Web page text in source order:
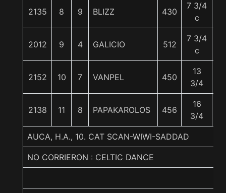
2135 8 9 BLIZZ 430
7 3/4
c
2012 9 4 GALICIO 512
7 3/4
c
2152 10 7 VANPEL 450
13
3/4
2138 11 8 PAPAKAROLOS 456
16
3/4
AUCA, H.A., 10. CAT SCAN-WIWI-SADDAD
NO CORRIERON : CELTIC DANCE